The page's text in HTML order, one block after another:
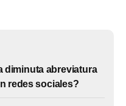
diminuta abreviatura
redes sociales?